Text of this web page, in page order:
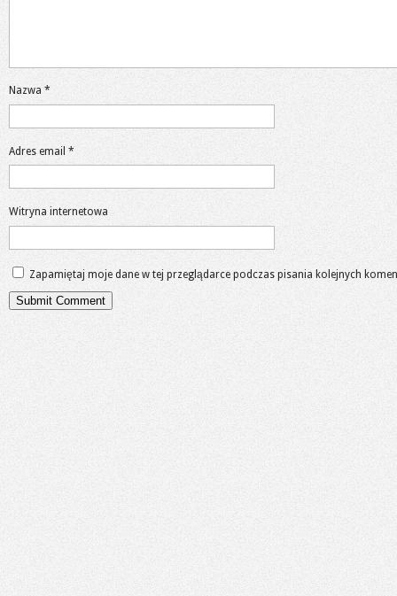
Nazwa *
Adres email *
Witryna internetowa
Zapamiętaj moje dane w tej przeglądarce podczas pisania kolejnych